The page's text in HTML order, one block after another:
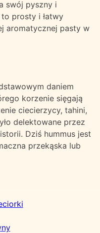
swój pyszny i
prosty i łatwy
aromatycznej pasty w
daniem
korzenie sięgają
ciecierzycy, tahini,
delektowane przez
Dziś hummus jest
przekąska lub